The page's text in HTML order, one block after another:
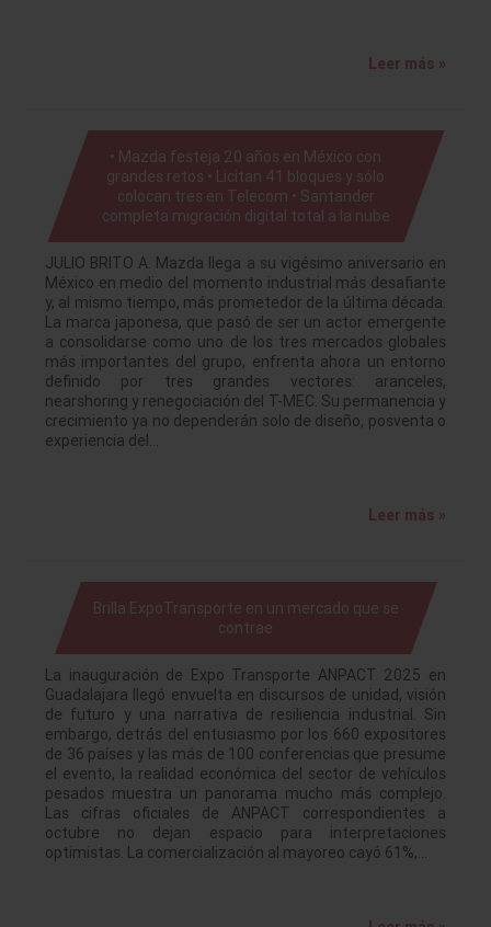
Leer más »
• Mazda festeja 20 años en México con
grandes retos • Licitan 41 bloques y sólo
colocan tres en Telecom • Santander
completa migración digital total a la nube
JULIO BRITO A. Mazda llega a su vigésimo aniversario en
México en medio del momento industrial más desafiante
y, al mismo tiempo, más prometedor de la última década.
La marca japonesa, que pasó de ser un actor emergente
a consolidarse como uno de los tres mercados globales
más importantes del grupo, enfrenta ahora un entorno
definido por tres grandes vectores: aranceles,
nearshoring y renegociación del T-MEC. Su permanencia y
crecimiento ya no dependerán solo de diseño, posventa o
experiencia del…
Leer más »
Brilla ExpoTransporte en un mercado que se
contrae
La inauguración de Expo Transporte ANPACT 2025 en
Guadalajara llegó envuelta en discursos de unidad, visión
de futuro y una narrativa de resiliencia industrial. Sin
embargo, detrás del entusiasmo por los 660 expositores
de 36 países y las más de 100 conferencias que presume
el evento, la realidad económica del sector de vehículos
pesados muestra un panorama mucho más complejo.
Las cifras oficiales de ANPACT correspondientes a
octubre no dejan espacio para interpretaciones
optimistas. La comercialización al mayoreo cayó 61%,…